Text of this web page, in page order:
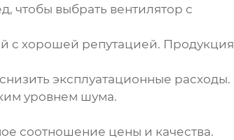
чтобы выбрать вентилятор с
с хорошей репутацией. Продукция
эксплуатационные расходы.
уровнем шума.
соотношение цены и качества.